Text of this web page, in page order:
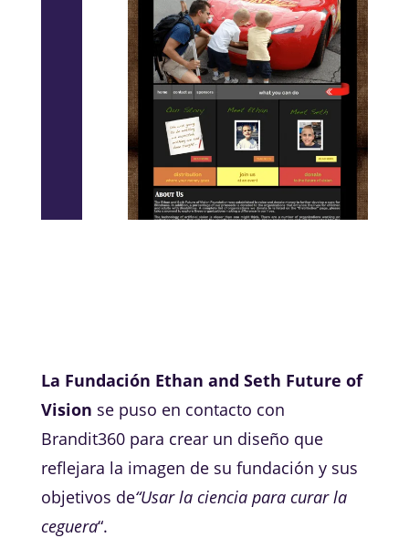
La Fundación Ethan and Seth Future of
Vision se puso en contacto con
Brandit360 para crear un diseño que
reflejara la imagen de su fundación y sus
objetivos de“Usar la ciencia para curar la
ceguera“.